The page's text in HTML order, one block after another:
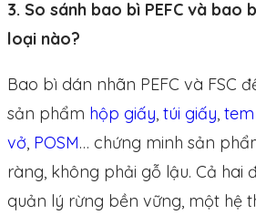
3. So sánh bao bì PEFC và bao
loại nào?
Bao bì dán nhãn PEFC và FSC
sản phẩm hộp giấy túi giấy
vở POSM… chứng minh sản
ràng, không phải gỗ lậu. Cả hai
quản lý rừng bền vững, một hệ